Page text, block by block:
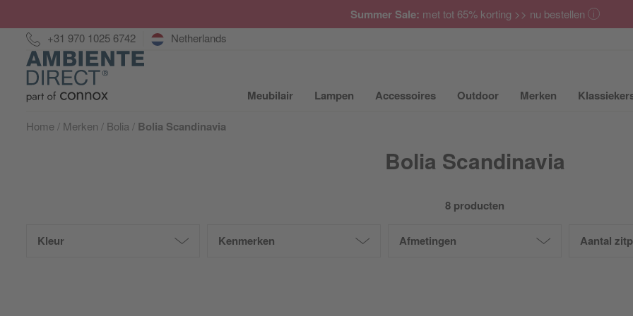
Summer Sale: met tot 65% korting >> nu bestellen
Hotline:
+31 970 1025 6742 Netherlands
Home
Meubilair Submenu van Meubilair uit- of inklappen
Lampen Submenu van Lampen uit- of inklappen
Accessoires Submenu van Accessoires uit- of
Outdoor Submenu van Outdoor
Merken Submenu
Home Merken Bolia Bolia Scandinavia
Bolia Scandinavia
8 producten
Kleur Kenmerken Afmetingen Aantal